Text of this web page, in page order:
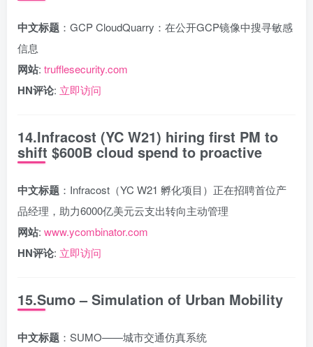
中文标题 ：GCP CloudQuarry：在公开GCP镜像中搜寻敏感
信息
网站: trufflesecurity.com
HN评论: 立即访问
14.Infracost (YC W21) hiring first PM to
shift $600B cloud spend to proactive
中文标题 ：Infracost（YC W21 孵化项目）正在招聘首位产
品经理，助力6000亿美元云支出转向主动管理
网站: www.ycombinator.com
HN评论: 立即访问
15.Sumo – Simulation of Urban Mobility
中文标题 ：SUMO——城市交通仿真系统